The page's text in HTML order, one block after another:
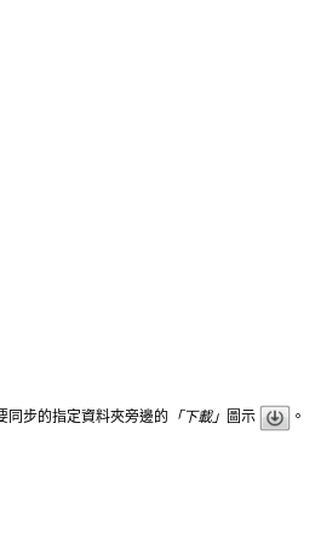
同步的指定資料夾旁邊的 「下載」 圖示 。